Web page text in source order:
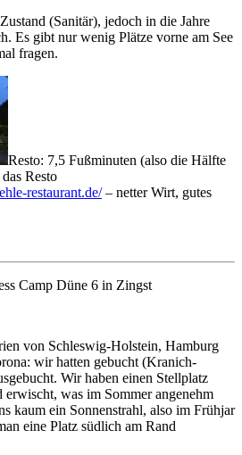
(Sanitär), jedoch in die Jahre
Es gibt nur wenig Plätze vorne am See
fragen.
Resto: 7,5 Fußminuten (also die Hälfte
Resto
restaurant.de/– netter Wirt, gutes
Camp Düne 6 in Zingst
von Schleswig-Holstein, Hamburg
wir hatten gebucht (Kranich-
Wir haben einen Stellplatz
erwischt, was im Sommer angenehm
kaum ein Sonnenstrahl, also im Frühjar
eine Platz südlich am Rand